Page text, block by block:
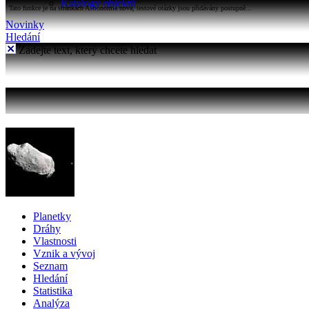
Katalogy objektů
Tato funkce je na stránkách Astronomia nová, testové otázky jsou přidávány postupně...
Novinky
Hledání
Zadejte text, který chcete hledat
Planetky
Dráhy
Vlastnosti
Vznik a vývoj
Seznam
Hledání
Statistika
Analýza